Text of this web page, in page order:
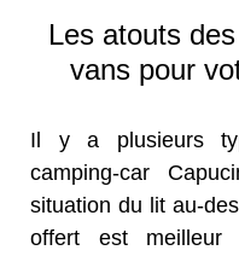
Les atouts
vans pour
Il y a plusieurs
camping-car
situation du lit au-
offert est